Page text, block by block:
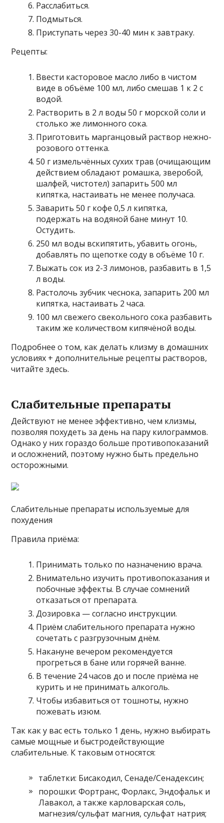
Расслабиться.
Подмыться.
Приступать через 30-40 мин к завтраку.
Рецепты:
Ввести касторовое масло либо в чистом
виде в объёме 100 мл, либо смешав 1 к 2 с
водой.
Растворить в 2 л воды 50 г морской соли и
столько же лимонного сока.
Приготовить марганцовый раствор нежно-
розового оттенка.
50 г измельчённых сухих трав (очищающим
действием обладают ромашка, зверобой,
шалфей, чистотел) запарить 500 мл
кипятка, настаивать не менее получаса.
Заварить 50 г кофе 0,5 л кипятка,
подержать на водяной бане минут 10.
Остудить.
250 мл воды вскипятить, убавить огонь,
добавлять по щепотке соду в объёме 10 г.
Выжать сок из 2-3 лимонов, разбавить в 1,5
л воды.
Растолочь зубчик чеснока, запарить 200 мл
кипятка, настаивать 2 часа.
100 мл свежего свекольного сока разбавить
таким же количеством кипячёной воды.
Подробнее о том, как делать клизму в домашних
условиях + дополнительные рецепты растворов,
читайте здесь.
Слабительные препараты
Действуют не менее эффективно, чем клизмы,
позволяя похудеть за день на пару килограммов.
Однако у них гораздо больше противопоказаний
и осложнений, поэтому нужно быть предельно
осторожными.
Слабительные препараты используемые для
похудения
Правила приёма:
Принимать только по назначению врача.
Внимательно изучить противопоказания и
побочные эффекты. В случае сомнений
отказаться от препарата.
Дозировка — согласно инструкции.
Приём слабительного препарата нужно
сочетать с разгрузочным днём.
Накануне вечером рекомендуется
прогреться в бане или горячей ванне.
В течение 24 часов до и после приёма не
курить и не принимать алкоголь.
Чтобы избавиться от тошноты, нужно
пожевать изюм.
Так как у вас есть только 1 день, нужно выбирать
самые мощные и быстродействующие
слабительные. К таковым относятся:
таблетки: Бисакодил, Сенаде/Сенадексин;
порошки: Фортранс, Форлакс, Эндофальк и
Лавакол, а также карловарская соль,
магнезия/сульфат магния, сульфат натрия;